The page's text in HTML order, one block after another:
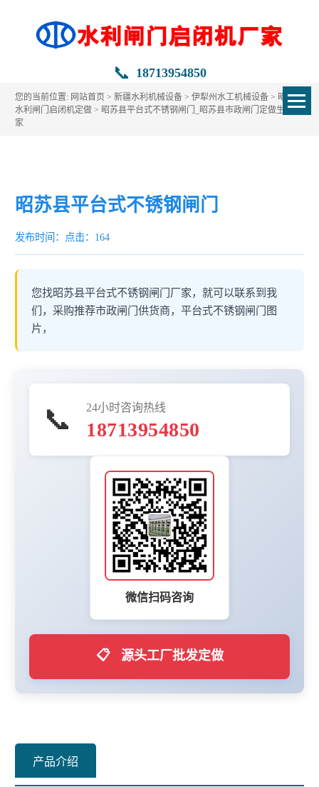
📞 18713954850
您的当前位置: 网站首页 >新疆水利机械设备 >伊犁州水工机械设备 > 昭苏县
水利闸门启闭机定做 > 昭苏县平台式不锈钢闸门_昭苏县市政闸门定做生产厂
家
昭苏县平台式不锈钢闸门
发布时间： 点击：164
您找昭苏县平台式不锈钢闸门厂家，就可以联系到我
们，采购推荐市政闸门供货商，平台式不锈钢闸门图
片，
📞 24小时咨询热线
18713954850
微信扫码咨询
📋 源头工厂批发定做
产品介绍